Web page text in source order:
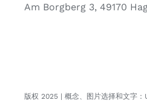
Am Borgberg 3, 49170
版权 2025 | 概念、图片选择和文字